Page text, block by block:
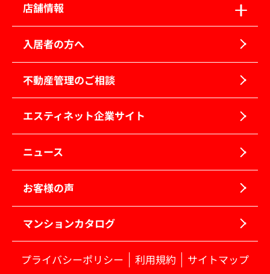
店舗情報
入居者の方へ
不動産管理のご相談
エスティネット企業サイト
ニュース
お客様の声
マンションカタログ
プライバシーポリシー 利用規約 サイトマップ